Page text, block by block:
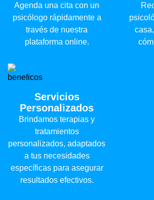
Agenda una cita con un
psicólogo rápidamente a
través de nuestra
plataforma online.
Servicios
Personalizados
Brindamos terapias y
tratamientos
personalizados, adaptados
a tus necesidades
específicas para asegurar
resultados efectivos.